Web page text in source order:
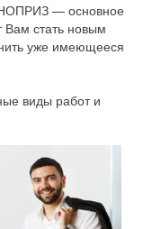
НОПРИЗ — основное
Вам стать новым
уже имеющееся
виды работ и